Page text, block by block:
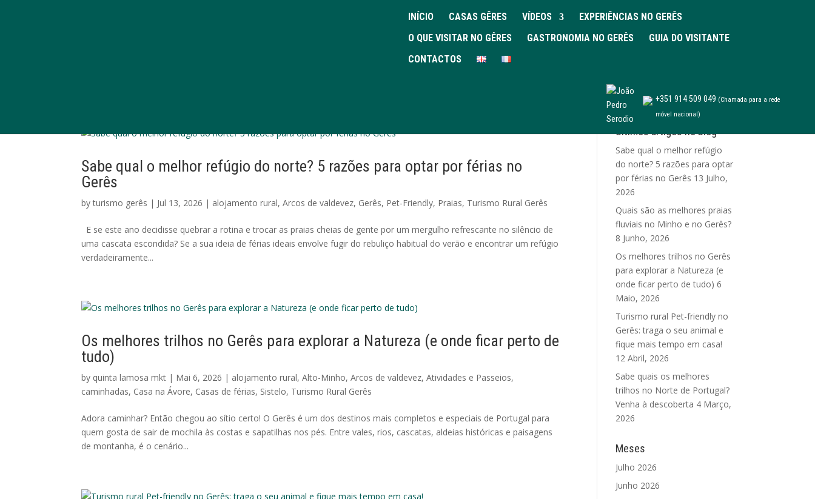
INÍCIO CASAS GÊRES VÍDEOS
EXPERIÊNCIAS NO GERÊS
O QUE VISITAR NO GÊRES
GASTRONOMIA NO GERÊS
GUIA DO VISITANTE
CONTACTOS
+351 914 509 049 (Chamada para a rede
móvel nacional)
Sabe qual o melhor refúgio do norte? 5 razões para optar por férias no
Gerês
byturismo gerês | Jul 13, 2026 | alojamento rural,Arcos de valdevez, Gerês, Pet-Friendly, Praias, Turismo Rural Gerês
E se este ano decidisse quebrar a rotina e trocar as praias cheias de gente por um mergulho refrescante no silêncio de
uma cascata escondida? Se a sua ideia de férias ideais envolve fugir do rebuliço habitual do verão e encontrar um refúgio
verdadeiramente...
Os melhores trilhos no Gerês para explorar a Natureza (e onde ficar perto de
tudo)
by quinta lamosa mkt | Mai 6, 2026 | alojamento rural,Alto-Minho,Arcos de valdevez,Atividades e Passeios,
caminhadas, Casa na Ávore, Casas de férias, Sistelo, Turismo Rural Gerês
Adora caminhar? Então chegou ao sítio certo! O Gerês é um dos destinos mais completos e especiais de Portugal para
quem gosta de sair de mochila às costas e sapatilhas nos pés. Entre vales, rios, cascatas, aldeias históricas e paisagens
de montanha, é o cenário...
Últimos artigos no blog
Sabe qual o melhor refúgio
do norte? 5 razões para optar
por férias no Gerês 13 Julho,
2026
Quais são as melhores praias
fluviais no Minho e no Gerês?
8 Junho, 2026
Os melhores trilhos no Gerês
para explorar a Natureza (e
onde ficar perto de tudo) 6
Maio, 2026
Turismo rural Pet-friendly no
Gerês: traga o seu animal e
fique mais tempo em casa!
12 Abril, 2026
Sabe quais os melhores
trilhos no Norte de Portugal?
Venha à descoberta 4 Março,
2026
Meses
Julho 2026
Junho 2026